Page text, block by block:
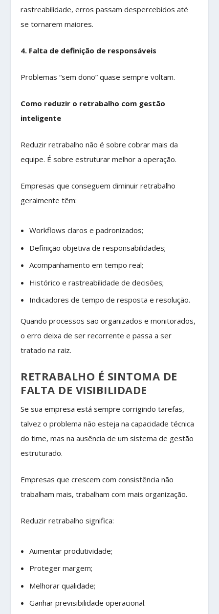
rastreabilidade, erros passam despercebidos até
se tornarem maiores.
4. Falta de definição de responsáveis
Problemas “sem dono” quase sempre voltam.
Como reduzir o retrabalho com gestão
inteligente
Reduzir retrabalho não é sobre cobrar mais da
equipe. É sobre estruturar melhor a operação.
Empresas que conseguem diminuir retrabalho
geralmente têm:
Workflows claros e padronizados;
Definição objetiva de responsabilidades;
Acompanhamento em tempo real;
Histórico e rastreabilidade de decisões;
Indicadores de tempo de resposta e resolução.
Quando processos são organizados e monitorados,
o erro deixa de ser recorrente e passa a ser
tratado na raiz.
RETRABALHO É SINTOMA DE
FALTA DE VISIBILIDADE
Se sua empresa está sempre corrigindo tarefas,
talvez o problema não esteja na capacidade técnica
do time, mas na ausência de um sistema de gestão
estruturado.
Empresas que crescem com consistência não
trabalham mais, trabalham com mais organização.
Reduzir retrabalho significa:
Aumentar produtividade;
Proteger margem;
Melhorar qualidade;
Ganhar previsibilidade operacional.